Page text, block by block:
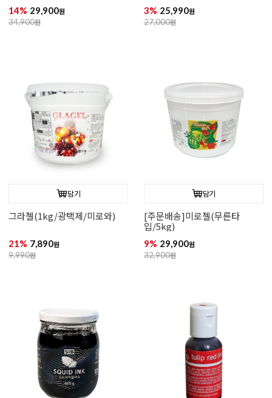
14% 29,900원
34,900원
3% 25,990원
27,000원
담기
그라젤(1kg/광택제/미로와)
21% 7,890원
9,990원
담기
[주문배송]미로젤(무른타
입/5kg)
9% 29,900원
32,900원